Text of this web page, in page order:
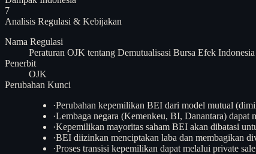
7
Analisis Regulasi & Kebijakan
Nama Regulasi
Peraturan OJK tentang Demutualisasi Bursa Efek Indonesia
Penerbit
OJK
Perubahan Kunci
·Perubahan kepemilikan BEI dari model mutual
·Lembaga negara (Kemenkeu, BI, Danantara) dapat
·Kepemilikan mayoritas saham BEI akan dibatasi
·BEI diizinkan menciptakan laba dan membagikan
·Proses transisi kepemilikan dapat melalui private